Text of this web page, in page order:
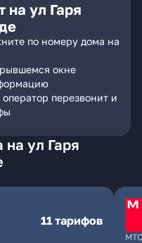
на ул Гаря
по номеру дома на
окне
перезвонит и
ул Гаря
11 тарифов
МТС